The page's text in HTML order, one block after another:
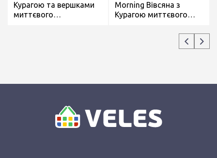
Курагою та вершками
миттєвого
Morning Вівсяна з
Курагою миттєвого